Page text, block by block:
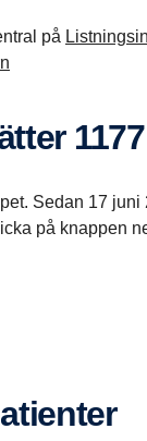
på
Sedan 17
på knappen